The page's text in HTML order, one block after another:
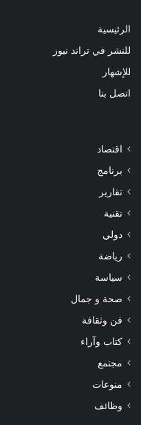
الرئيسية
للنشر في تراند نيوز
للإشهار
اتصل بنا
اقتصاد
برنامج
تقارير
تقنية
دولي
رياضة
سياسة
صحة و جمال
فن وثقافة
كتاب وآراء
مجتمع
منوعات
وظائف